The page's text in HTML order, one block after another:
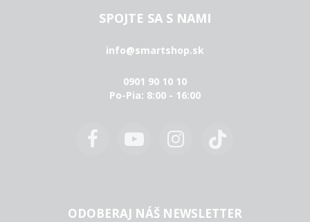
SPOJTE SA S NAMI
info@smartshop.sk
0901 90 10 10
Po-Pia: 8:00 - 16:00
ODOBERAJ NÁŠ NEWSLETTER